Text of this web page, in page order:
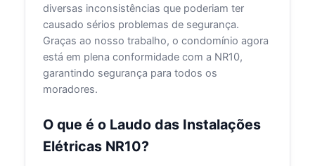
diversas inconsistências que poderiam ter
causado sérios problemas de segurança.
Graças ao nosso trabalho, o condomínio agora
está em plena conformidade com a NR10,
garantindo segurança para todos os
moradores.
O que é o Laudo das Instalações
Elétricas NR10?